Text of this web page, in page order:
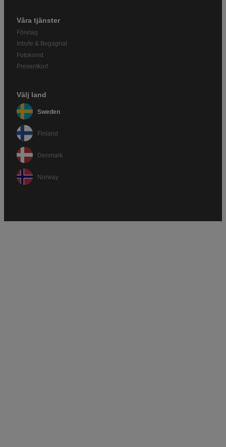
Våra tjänster
Företag
Inbyte & Begagnat
Fotokonst
Presentkort
Välj land
Sweden
Finland
Denmark
Norway